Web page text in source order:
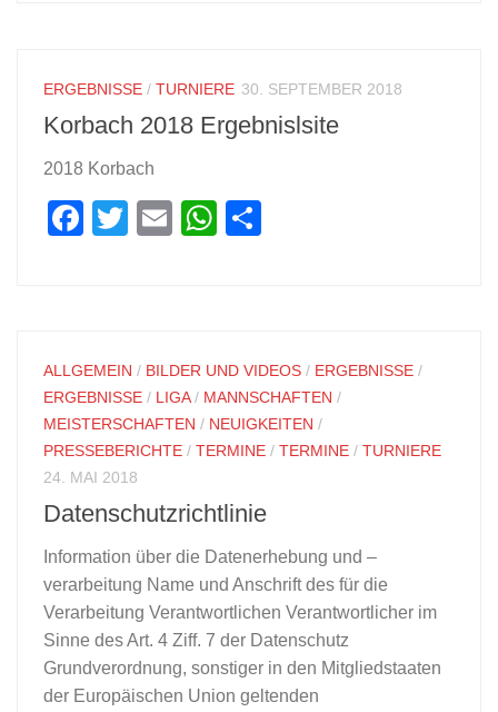
ERGEBNISSE / TURNIERE 30. SEPTEMBER 2018
Korbach 2018 Ergebnislsite
2018 Korbach
Facebook
Twitter
EmailWhatsApp
ALLGEMEIN / BILDER UND VIDEOS / ERGEBNISSE /
ERGEBNISSE / LIGA/ MANNSCHAFTEN /
MEISTERSCHAFTEN / NEUIGKEITEN /
PRESSEBERICHTE / TERMINE / TERMINE / TURNIERE
24. MAI 2018
Datenschutzrichtlinie
Information über die Datenerhebung und –
verarbeitung Name und Anschrift des für die
Verarbeitung Verantwortlichen Verantwortlicher im
Sinne des Art. 4 Ziff. 7 der Datenschutz
Grundverordnung, sonstiger in den Mitgliedstaaten
der Europäischen Union geltenden